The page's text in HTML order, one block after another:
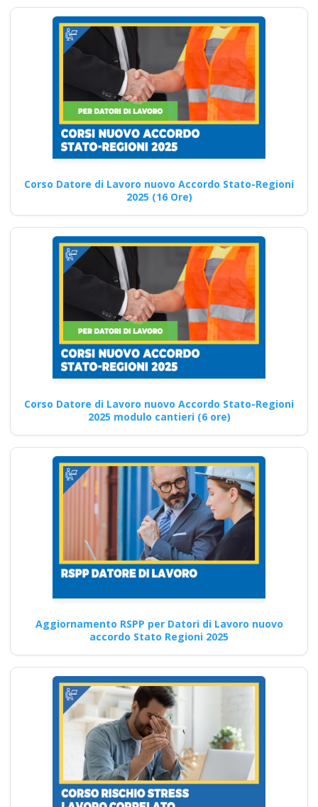
(DL.81/08, RSPP) e
CSP/CSE (DL.81/08)
Lezioni in aula realtà
virtuale
Riconoscimento
della formazione con
nuovo Accordo 2025
DRV - Documento
Online formazione in
salute e sicurezza
rspp datore di lavoro
Checklist dettagliata per
l'ottenimento degli attestati
per un'azienda agricola di
successo e…
Continua
Corso Intensivo sulla
Gestione della
Sicurezza sul Lavoro
per Imprenditori
Modalità di partecipazione ai
corsi sulla sicurezza sul
lavoro: Approfondimenti
Nuovo accordo…
Sicurezza sul lavoro
in Campania:
quando e come
rinnovare l'attestato
obbligatorio corso
formatore rspp
datore lavoratori
Corso Datore di Lavoro nuovo Accordo Stato-Regioni
2025 (16 Ore)
Corso Datore di Lavoro nuovo Accordo Stato-Regioni
2025 modulo cantieri (6 ore)
Aggiornamento RSPP per Datori di Lavoro nuovo
accordo Stato Regioni 2025